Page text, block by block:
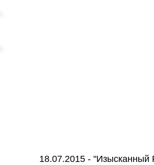
18.07.2015 - "Изысканный